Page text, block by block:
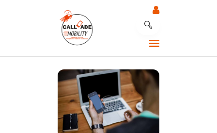
CALLADE MOBILITY
RÉPARATION MOBILE
NOTRE EXPERTISE